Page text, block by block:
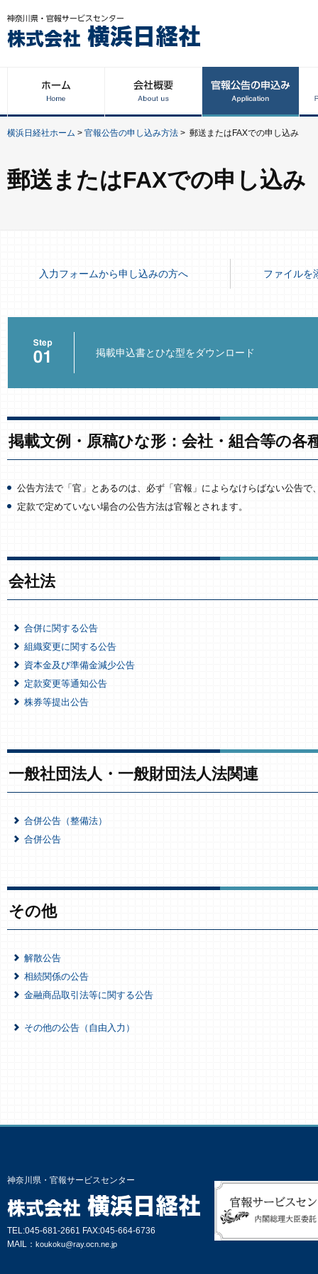
横浜日経社ホーム > 官報公告の申し込み方法 > 郵送またはFAXでの申し込み
郵送またはFAXでの申し込み
入力フォームから申し込みの方へ ファイルを
掲載申込書とひな型をダウンロード
掲載文例・原稿ひな形：会社・組合等の各
公告方法で「官」とあるのは、必ず「官報」によらなけらばない公告
定款で定めていない場合の公告方法は官報とされます。
会社法
合併に関する公告
組織変更に関する公告
資本金及び準備金減少公告
定款変更等通知公告
株券等提出公告
一般社団法人・一般財団法人法関連
合併公告（整備法）
合併公告
その他
解散公告
相続関係の公告
金融商品取引法等に関する公告
その他の公告（自由入力）
神奈川県・官報サービスセンター
TEL:045-681-2661 FAX:045-664-6736
MAIL： koukoku@ray.ocn.ne.jp